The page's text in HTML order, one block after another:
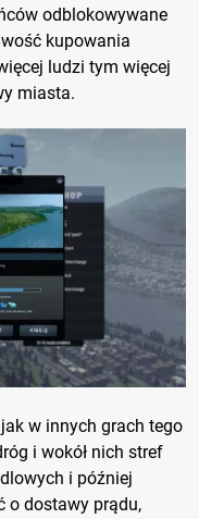
odblokowywane
kupowania
ludzi tym więcej
miasta.
w innych grach tego
i wokół nich stref
i później
o dostawy prądu,